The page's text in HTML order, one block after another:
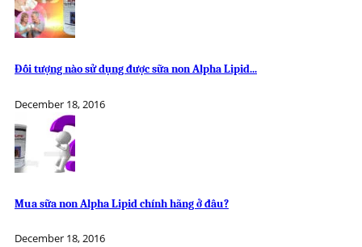
Đối tượng nào sử dụng được sữa non Alpha Lipid...
December 18, 2016
Mua sữa non Alpha Lipid chính hãng ở đâu?
December 18, 2016